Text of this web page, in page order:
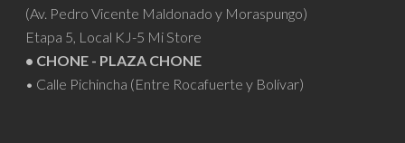
(Av. Pedro Vicente Maldonado y Moraspungo)
Etapa 5, Local KJ-5 Mi Store
• CHONE - PLAZA CHONE
• Calle Pichincha (Entre Rocafuerte y Bolívar)